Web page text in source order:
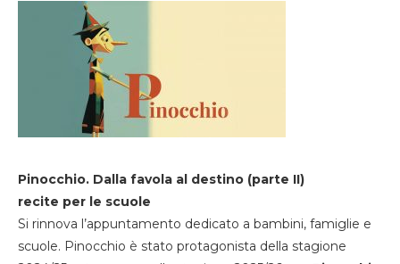
Pinocchio. Dalla favola al destino (parte II)
recite per le scuole
Si rinnova l’appuntamento dedicato a bambini, famiglie e
scuole. Pinocchio è stato protagonista della stagione